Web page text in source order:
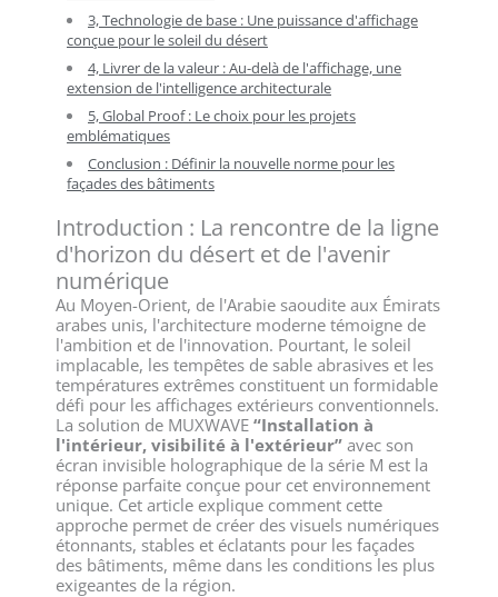
3, Technologie de base : Une puissance d'affichage
conçue pour le soleil du désert
4, Livrer de la valeur : Au-delà de l'affichage, une
extension de l'intelligence architecturale
5, Global Proof : Le choix pour les projets
emblématiques
Conclusion : Définir la nouvelle norme pour les
façades des bâtiments
Introduction : La rencontre de la ligne
d'horizon du désert et de l'avenir
numérique
Au Moyen-Orient, de l'Arabie saoudite aux Émirats
arabes unis, l'architecture moderne témoigne de
l'ambition et de l'innovation. Pourtant, le soleil
implacable, les tempêtes de sable abrasives et les
températures extrêmes constituent un formidable
défi pour les affichages extérieurs conventionnels.
La solution de MUXWAVE “Installation à
l'intérieur, visibilité à l'extérieur” avec son
écran invisible holographique de la série M est la
réponse parfaite conçue pour cet environnement
unique. Cet article explique comment cette
approche permet de créer des visuels numériques
étonnants, stables et éclatants pour les façades
des bâtiments, même dans les conditions les plus
exigeantes de la région.